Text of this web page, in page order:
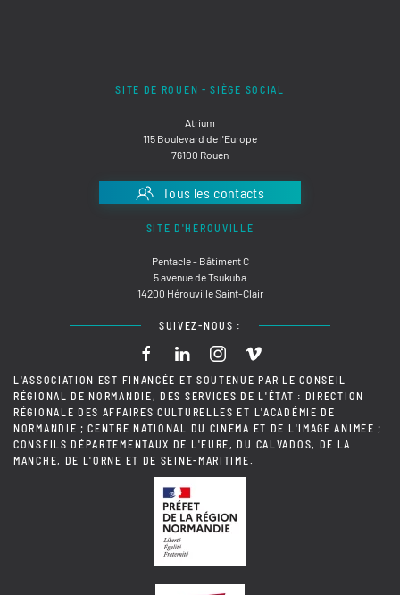
SITE DE ROUEN - SIÈGE SOCIAL
Atrium
115 Boulevard de l'Europe
76100 Rouen
Tous les contacts
SITE D'HÉROUVILLE
Pentacle - Bâtiment C
5 avenue de Tsukuba
14200 Hérouville Saint-Clair
SUIVEZ-NOUS :
L'ASSOCIATION EST FINANCÉE ET SOUTENUE PAR LE CONSEIL
RÉGIONAL DE NORMANDIE, DES SERVICES DE L'ÉTAT : DIRECTION
RÉGIONALE DES AFFAIRES CULTURELLES ET L'ACADÉMIE DE
NORMANDIE ; CENTRE NATIONAL DU CINÉMA ET DE L'IMAGE ANIMÉE ;
CONSEILS DÉPARTEMENTAUX DE L'EURE, DU CALVADOS, DE LA
MANCHE, DE L'ORNE ET DE SEINE-MARITIME.